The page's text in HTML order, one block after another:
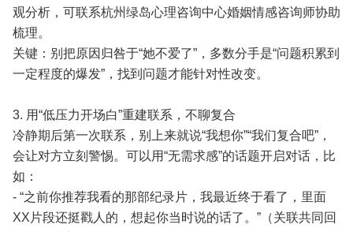
观分析，可联系杭州绿岛心理咨询中心婚姻情感咨询师协助
梳理。
关键：别把原因归咎于“她不爱了”，多数分手是“问题积累到
一定程度的爆发”，找到问题才能针对性改变。
3. 用“低压力开场白”重建联系，不聊复合
冷静期后第一次联系，别上来就说“我想你”“我们复合吧”，
会让对方立刻警惕。可以用“无需求感”的话题开启对话，比
如：
- “之前你推荐我看的那部纪录片，我最近终于看了，里面
XX片段还挺戳人的，想起你当时说的话了。”（关联共同回